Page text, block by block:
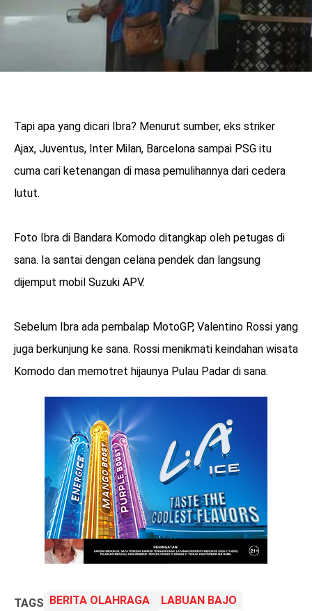
Tapi apa yang dicari Ibra? Menurut sumber, eks striker
Ajax, Juventus, Inter Milan, Barcelona sampai PSG itu
cuma cari ketenangan di masa pemulihannya dari cedera
lutut.
Foto Ibra di Bandara Komodo ditangkap oleh petugas di
sana. Ia santai dengan celana pendek dan langsung
dijemput mobil Suzuki APV.
Sebelum Ibra ada pembalap MotoGP, Valentino Rossi yang
juga berkunjung ke sana. Rossi menikmati keindahan wisata
Komodo dan memotret hijaunya Pulau Padar di sana.
TAGS BERITA OLAHRAGA
LABUAN BAJO